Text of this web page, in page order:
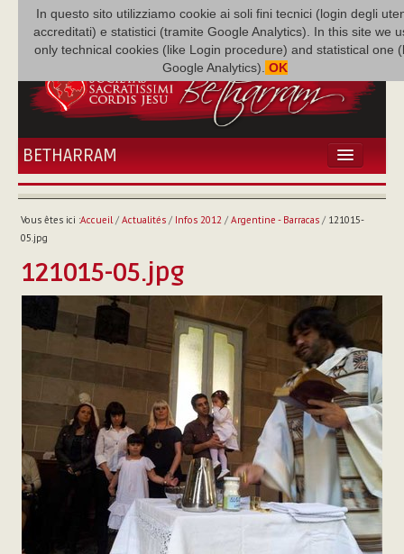
In questo sito utilizziamo cookie ai soli fini tecnici (login degli
accreditati) e statistici (tramite Google Analytics). In this site we
only technical cookies (like Login procedure) and statistical one
Google Analytics). OK
BETHARRAM
ACCUEIL
BÉTHARRAM
MISSION
MULTIMÉDIA
P. AUGUSTE ETCHÉCOPAR
Vous êtes ici :Accueil/ Actualités/ Infos 2012 / Argentine - Barracas/ 121015-
05.jpg
121015-05.jpg